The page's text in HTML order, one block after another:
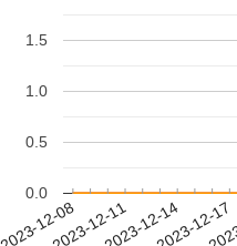
2023-12-082023-12-112023-12-142023-12-17
0.0
0.5
1.0
1.5